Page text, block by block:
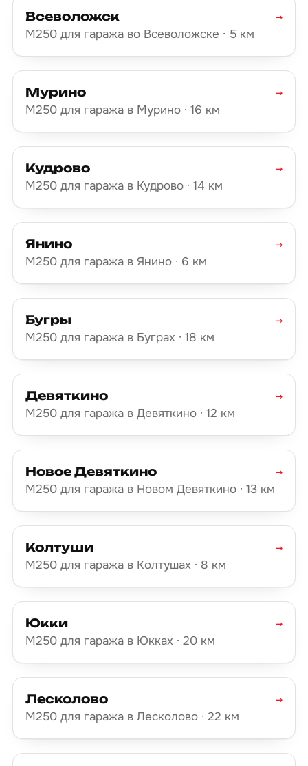
Всеволожск
М250 для гаража во Всеволожске · 5 км
→
Мурино
М250 для гаража в Мурино · 16 км
→
Кудрово
М250 для гаража в Кудрово · 14 км
→
Янино
М250 для гаража в Янино · 6 км
→
Бугры
М250 для гаража в Буграх · 18 км
→
Девяткино
М250 для гаража в Девяткино · 12 км
→
Новое Девяткино
М250 для гаража в Новом Девяткино · 13 км
→
Колтуши
М250 для гаража в Колтушах · 8 км
→
Юкки
М250 для гаража в Юкках · 20 км
→
Лесколово
М250 для гаража в Лесколово · 22 км
→